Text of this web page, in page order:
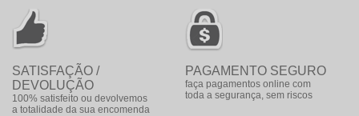
SATISFAÇÃO /
DEVOLUÇÃO
100% satisfeito ou devolvemos
a totalidade da sua encomenda
PAGAMENTO SEGURO
faça pagamentos online com
toda a segurança, sem riscos